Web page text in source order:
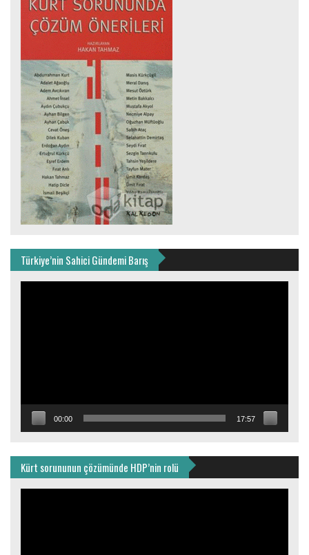
Türkiye’nin Sahici Gündemi Barış
00:00 17:57
Kürt sorununun çözümünde HDP’nin rolü